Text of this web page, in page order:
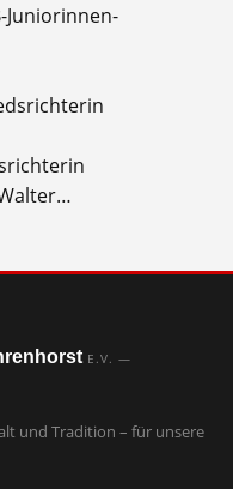
Juniorinnen-
E.V. —
und Tradition – für unsere